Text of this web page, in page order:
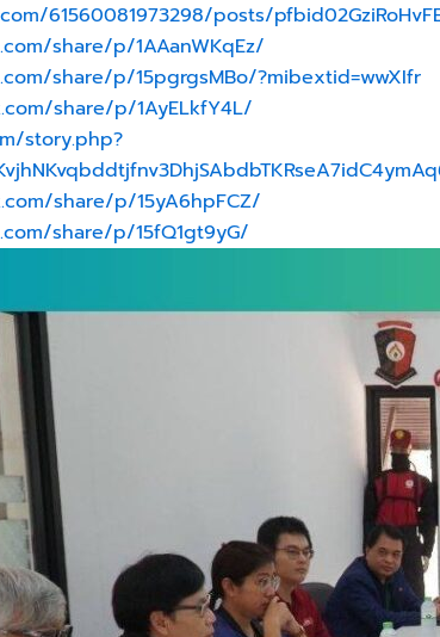
61560081973298/posts/
share/p/1AAanWKqEz/
share/p/15pgrgsMBo/?mibextid=wwXIfr
share/p/1AyELkfY4L/
story.php?
share/p/15yA6hpFCZ/
share/p/15fQ1gt9yG/